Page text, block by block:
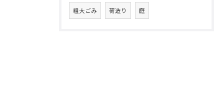
粗大ごみ 荷造り 庭